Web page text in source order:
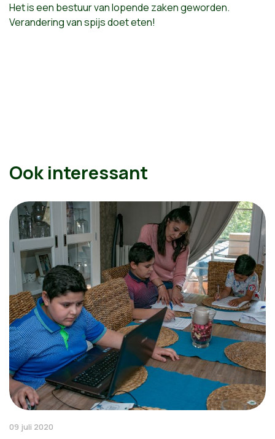
Het is een bestuur van lopende zaken geworden.
Verandering van spijs doet eten!
Ook interessant
09 juli 2020